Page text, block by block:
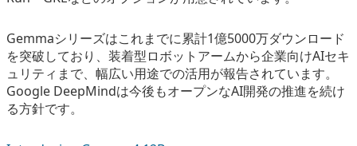
Gemmaシリーズはこれまでに累計1億5000万ダウンロード
を突破しており、装着型ロボットアームから企業向けAIセキ
ュリティまで、幅広い用途での活用が報告されています。
Google DeepMindは今後もオープンなAI開発の推進を続け
る方針です。